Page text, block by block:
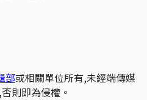
部或相關單位所有,未經端傳媒
則即為侵權。